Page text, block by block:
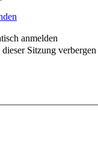
anmelden
Sitzung verbergen